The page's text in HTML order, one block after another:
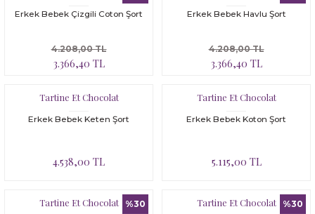
Erkek Bebek Çizgili Coton Şort
3.366,40 TL
4.208,00 TL
Erkek Bebek Havlu Şort
3.366,40 TL
4.208,00 TL
Tartine Et Chocolat
Erkek Bebek Keten Şort
4.538,00 TL
Tartine Et Chocolat
Erkek Bebek Koton Şort
5.115,00 TL
%30
Tartine Et Chocolat %30
Tartine Et Chocolat